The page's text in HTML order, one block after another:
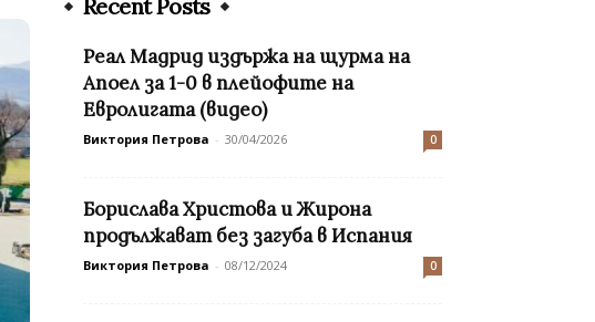
Recent Posts
Реал Мадрид издържа на щурма на
Апоел за 1-0 в плейофите на
Евролигата (видео)
Виктория Петрова - 30/04/2026 0
Борислава Христова и Жирона
продължават без загуба в Испания
Виктория Петрова - 08/12/2024 0